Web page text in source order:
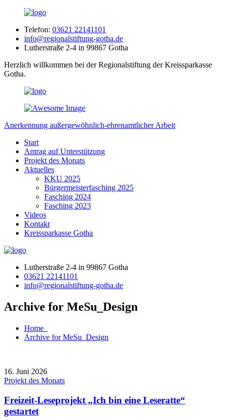
Telefon: 03621 22141101
info@regionalstiftung-gotha.de
Lutherstraße 2-4 in 99867 Gotha
Herzlich willkommen bei der Regionalstiftung der Kreissparkasse
Gotha.
Anerkennung außergewöhnlich-ehrenamtlicher Arbeit
Start
Antrag auf Unterstützung
Projekt des Monats
Aktuelles
KKU 2025
Bürgermeisterfasching 2025
Fasching 2024
Fasching 2023
Videos
Kontakt
Kreissparkasse Gotha
Lutherstraße 2-4 in 99867 Gotha
03621 22141101
info@regionalstiftung-gotha.de
Archive for MeSu_Design
Home
Archive for MeSu_Design
16. Juni 2026
Projekt des Monats
Freizeit-Leseprojekt „Ich bin eine Leseratte“
gestartet